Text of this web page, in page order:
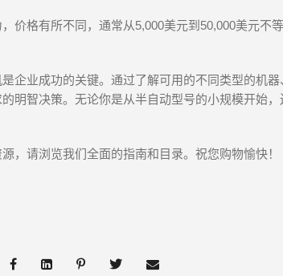
价格有所不同，通常从5,000美元到50,000美元不
企业成功的关键。通过了解可用的不同类型的机
明智决策。无论你是从半自动型号的小规模开始
，请浏览我们全面的指南和目录。祝您购物愉快！